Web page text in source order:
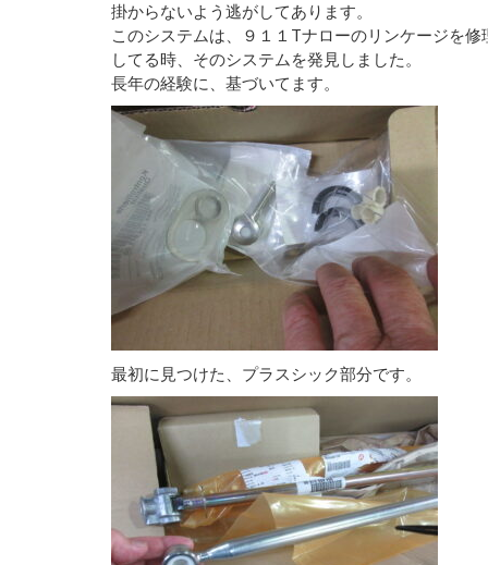
掛からないよう逃がしてあります。
このシステムは、９１１Tナローのリンケージを修
してる時、そのシステムを発見しました。
長年の経験に、基づいてます。
最初に見つけた、プラスシック部分です。